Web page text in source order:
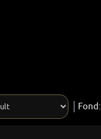
Fond: